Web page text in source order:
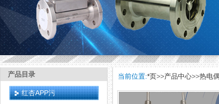
产品目录
红杏APP污
当前位置:*页>>产品中心>>热电